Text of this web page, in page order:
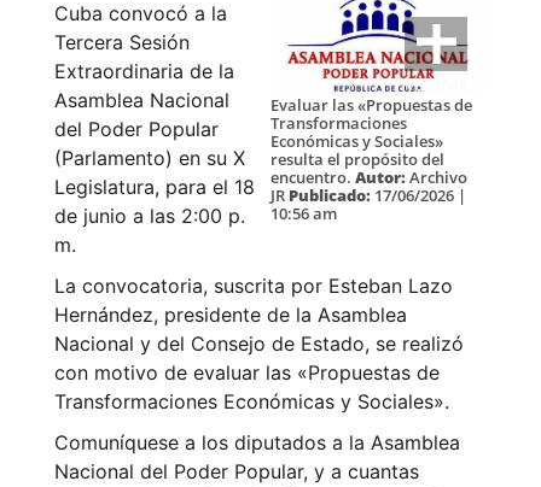
Ver Más
Evaluar las «Propuestas de
Transformaciones
Económicas y Sociales»
resulta el propósito del
encuentro. Autor: Archivo
JR Publicado: 17/06/2026 |
10:56 am
Cuba convocó a la
Tercera Sesión
Extraordinaria de la
Asamblea Nacional
del Poder Popular
(Parlamento) en su X
Legislatura, para el 18
de junio a las 2:00 p.
m.
La convocatoria, suscrita por Esteban Lazo
Hernández, presidente de la Asamblea
Nacional y del Consejo de Estado, se realizó
con motivo de evaluar las «Propuestas de
Transformaciones Económicas y Sociales».
Comuníquese a los diputados a la Asamblea
Nacional del Poder Popular, y a cuantas